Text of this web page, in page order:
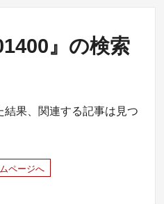
』の検索
結果、関連する記事は見つ
ページへ